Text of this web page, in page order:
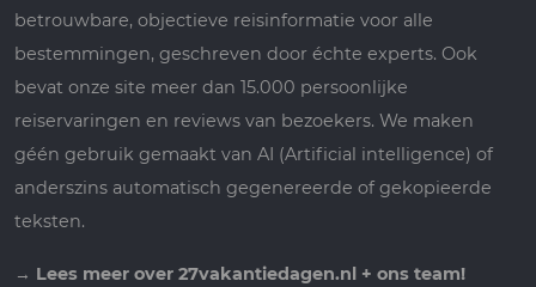
betrouwbare, objectieve reisinformatie voor alle
bestemmingen, geschreven door échte experts. Ook
bevat onze site meer dan 15.000 persoonlijke
reiservaringen en reviews van bezoekers. We maken
géén gebruik gemaakt van AI (Artificial intelligence) of
anderszins automatisch gegenereerde of gekopieerde
teksten.
→ Lees meer over 27vakantiedagen.nl + ons team!